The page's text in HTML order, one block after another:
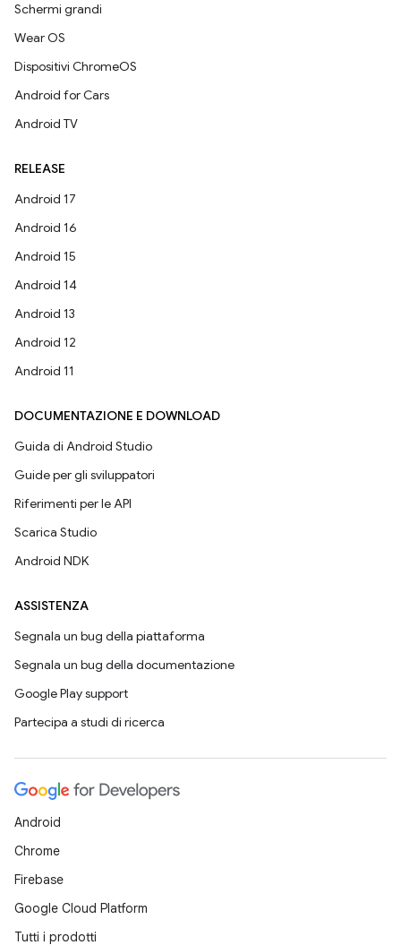
Schermi grandi
Wear OS
Dispositivi ChromeOS
Android for Cars
Android TV
RELEASE
Android 17
Android 16
Android 15
Android 14
Android 13
Android 12
Android 11
DOCUMENTAZIONE E DOWNLOAD
Guida di Android Studio
Guide per gli sviluppatori
Riferimenti per le API
Scarica Studio
Android NDK
ASSISTENZA
Segnala un bug della piattaforma
Segnala un bug della documentazione
Google Play support
Partecipa a studi di ricerca
Android
Chrome
Firebase
Google Cloud Platform
Tutti i prodotti